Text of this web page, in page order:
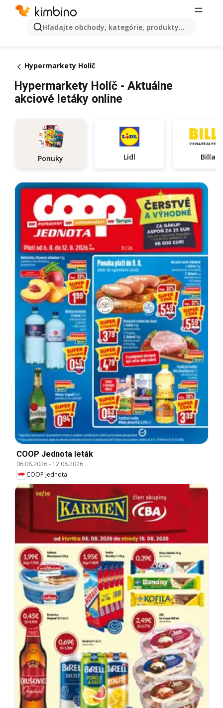
Hľadajte obchody, kategórie, produkty...
Hypermarkety Holíč
Hypermarkety Holíč - Aktuálne
akciové letáky online
Ponuky Lidl Billa
COOP Jednota leták
06.08.2026- 12.08.2026
COOP Jednota